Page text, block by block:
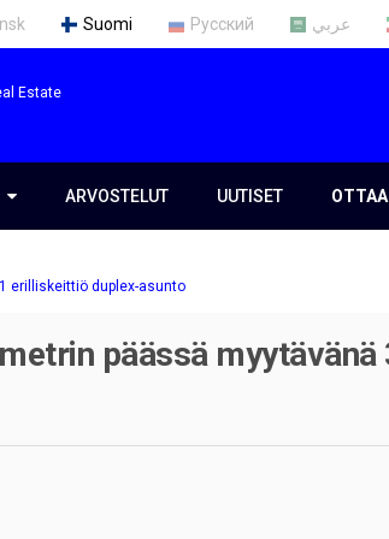
Suomi Русский عربي
Estate
ARVOSTELUT UUTISET
erilliskeittiö duplex-asunto
päässä